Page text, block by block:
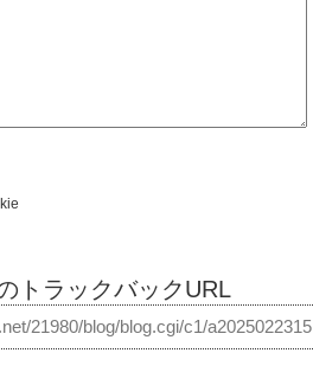
トラックバックURL
21980/blog/blog.cgi/c1/